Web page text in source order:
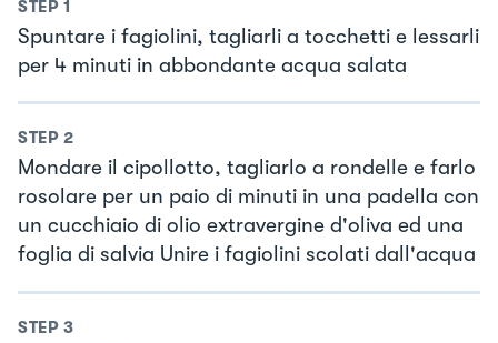
STEP 1
Spuntare i fagiolini, tagliarli a tocchetti e lessarli
per 4 minuti in abbondante acqua salata
STEP 2
Mondare il cipollotto, tagliarlo a rondelle e farlo
rosolare per un paio di minuti in una padella con
un cucchiaio di olio extravergine d'oliva ed una
foglia di salvia Unire i fagiolini scolati dall'acqua
STEP 3